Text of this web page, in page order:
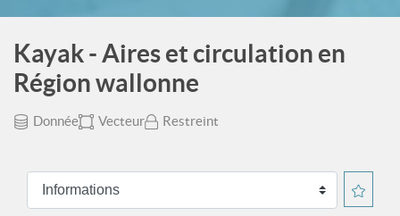
Kayak - Aires et circulation en
Région wallonne
Donnée Vecteur Restreint